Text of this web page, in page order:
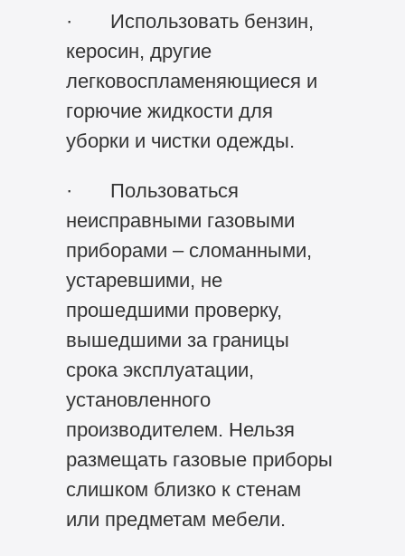
· Использовать бензин,
керосин, другие
легковоспламеняющиеся и
горючие жидкости для
уборки и чистки одежды.
· Пользоваться
неисправными газовыми
приборами – сломанными,
устаревшими, не
прошедшими проверку,
вышедшими за границы
срока эксплуатации,
установленного
производителем. Нельзя
размещать газовые приборы
слишком близко к стенам
или предметам мебели.